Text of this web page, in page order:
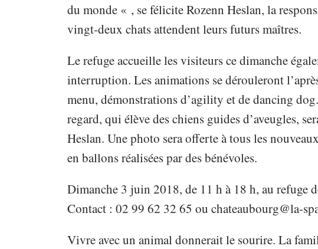
du monde « , se félicite Rozenn Heslan, la
vingt-deux chats attendent leurs futurs maîtres.
Le refuge accueille les visiteurs ce dimanche
interruption. Les animations se dérouleront
menu, démonstrations d’agility et de dancing
regard, qui élève des chiens guides d’aveugles,
Heslan. Une photo sera offerte à tous les
en ballons réalisées par des bénévoles.
Dimanche 3 juin 2018, de 11 h à 18 h, au refuge
Contact : 02 99 62 32 65 ou chateaubourg@la-
Vivre avec un animal donnerait le sourire. La